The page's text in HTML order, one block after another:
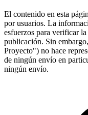
El contenido en esta
por usuarios. La
esfuerzos para verificar
publicación. Sin
Proyecto") no hace
de ningún envío en
ningún envío.